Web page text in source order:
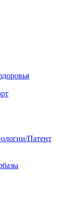
Патент